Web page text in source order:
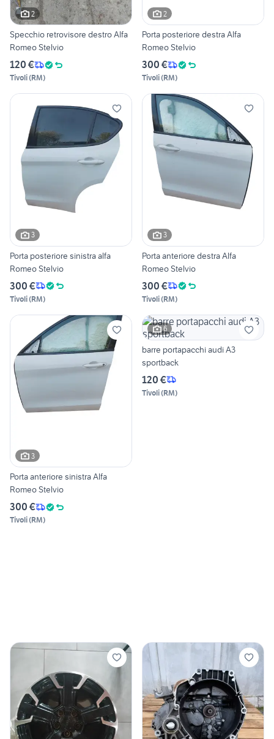
2
Specchio retrovisore destro Alfa
Romeo Stelvio
120 €
Tivoli(RM)
2
Porta posteriore destra Alfa
Romeo Stelvio
300 €
Tivoli(RM)
3
Porta posteriore sinistra alfa
Romeo Stelvio
300 €
Tivoli(RM)
3
Porta anteriore destra Alfa
Romeo Stelvio
300 €
Tivoli(RM)
3
Porta anteriore sinistra Alfa
Romeo Stelvio
300 €
Tivoli(RM)
6
barre portapacchi audi A3
sportback
120 €
Tivoli(RM)